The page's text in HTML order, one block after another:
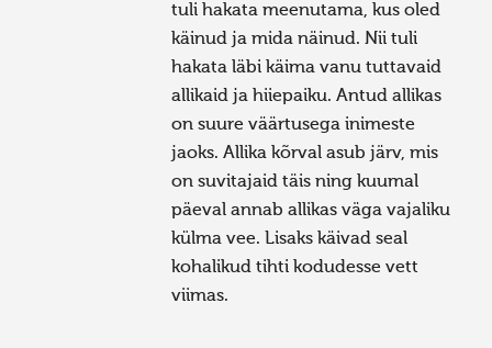
tuli hakata meenutama, kus oled
käinud ja mida näinud. Nii tuli
hakata läbi käima vanu tuttavaid
allikaid ja hiiepaiku. Antud allikas
on suure väärtusega inimeste
jaoks. Allika kõrval asub järv, mis
on suvitajaid täis ning kuumal
päeval annab allikas väga vajaliku
külma vee. Lisaks käivad seal
kohalikud tihti kodudesse vett
viimas.